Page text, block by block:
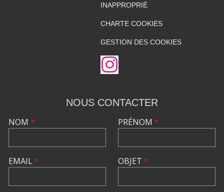
INAPPROPRIÉ
CHARTE COOKIES
GESTION DES COOKIES
NOUS CONTACTER
NOM *
EMAIL*
PRÉNOM *
OBJET *